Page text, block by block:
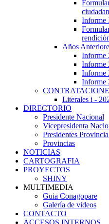
Informe
Años
Informe
Informe
Informe
Informe
Literales i -
DIRECTORIO
Presidente Nacional
Vicepresidenta
Presidentes
Provincias
NOTICIAS
CARTOGRAFIA
PROYECTOS
SHINY
MULTIMEDIA
Guia Conagopare
Galería de videos
CONTACTO
ACCESOS INTERNOS